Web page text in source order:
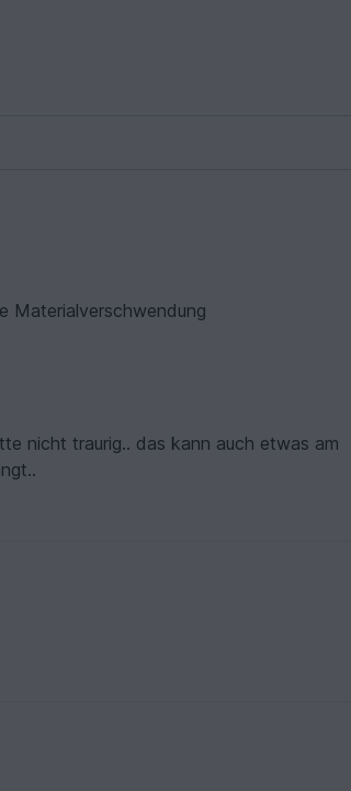
Materialverschwendung